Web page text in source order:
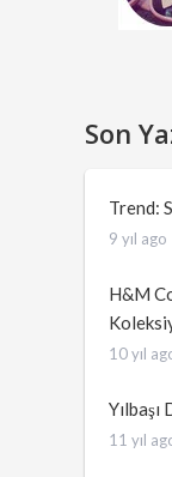
Son
Trend:
9 yıl ago
H&M
10 yıl
11 yıl